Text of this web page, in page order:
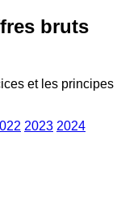
bruts
et les principes
2023 2024